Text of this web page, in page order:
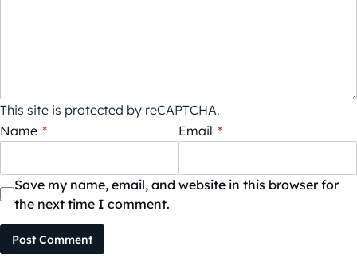
This site is protected by reCAPTCHA.
Name * Email *
Save my name, email, and website in this browser for
the next time I comment.
Post Comment